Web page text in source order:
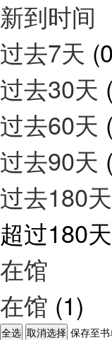
新到时间
过去7天
过去30天
过去60天
过去90天
过去180天
超过180天
在馆
在馆 (1)
保存至书